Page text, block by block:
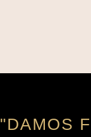
"DAMOS